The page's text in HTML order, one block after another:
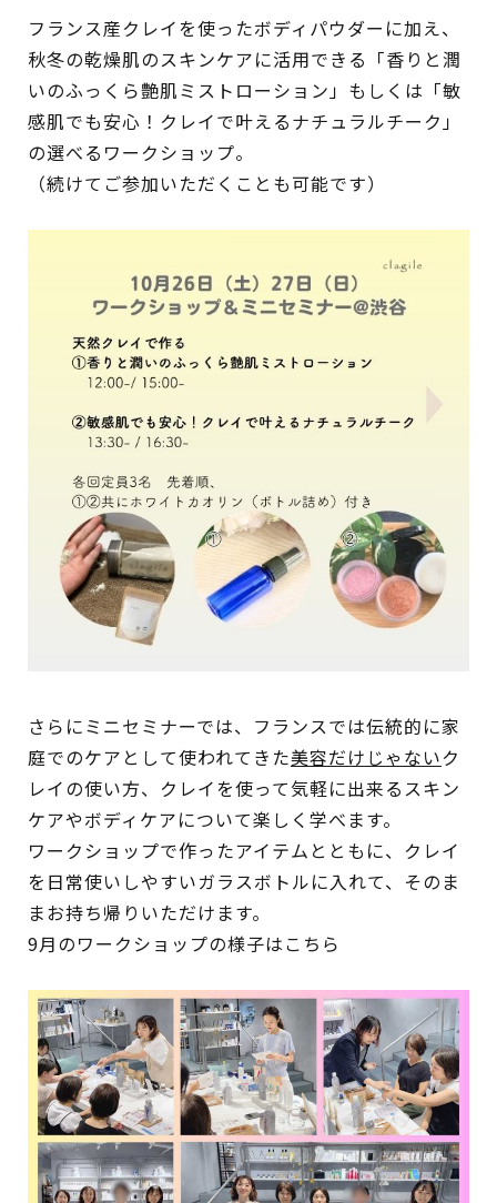
フランス産クレイを使ったボディパウダーに加え、
秋冬の乾燥肌のスキンケアに活用できる「香りと潤
いのふっくら艶肌ミストローション」もしくは「敏
感肌でも安心！クレイで叶えるナチュラルチーク」
の選べるワークショップ。
（続けてご参加いただくことも可能です）
さらにミニセミナーでは、フランスでは伝統的に家
庭でのケアとして使われてきた美容だけじゃないク
レイの使い方、クレイを使って気軽に出来るスキン
ケアやボディケアについて楽しく学べます。
ワークショップで作ったアイテムとともに、クレイ
を日常使いしやすいガラスボトルに入れて、そのま
まお持ち帰りいただけます。
9月のワークショップの様子はこちら